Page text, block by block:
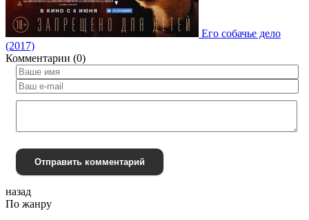
Его собачье дело
(2017)
Комментарии (0)
Отправить комментарий
назад
По жанру